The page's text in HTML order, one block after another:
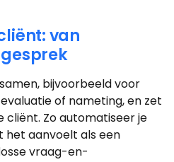
van
bijvoorbeeld voor
of nameting, en zet
cliënt. Zo automatiseer je
het aanvoelt als een
vraag-en-